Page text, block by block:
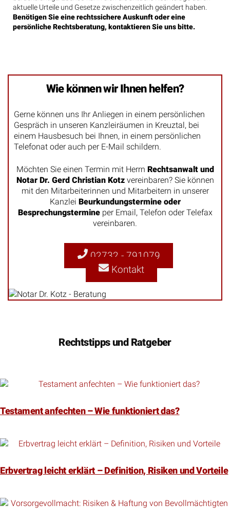
aktuelle Urteile und Gesetze zwischenzeitlich geändert haben.
Benötigen Sie eine rechtssichere Auskunft oder eine
persönliche Rechtsberatung, kontaktieren Sie uns bitte.
Wie können wir Ihnen helfen?
Gerne können uns Ihr Anliegen in einem persönlichen
Gespräch in unseren Kanzleiräumen in Kreuztal, bei
einem Hausbesuch bei Ihnen, in einem persönlichen
Telefonat oder auch per E-Mail schildern.
Möchten Sie einen Termin mit Herrn Rechtsanwalt und
Notar Dr. Gerd Christian Kotz vereinbaren? Sie können
mit den Mitarbeiterinnen und Mitarbeitern in unserer
Kanzlei Beurkundungstermine oder
Besprechungstermineper Email, Telefon oder Telefax
vereinbaren.
02732 - 791079
Kontakt
Rechtstipps und Ratgeber
Testament anfechten – Wie funktioniert das?
Erbvertrag leicht erklärt – Definition, Risiken und Vorteile